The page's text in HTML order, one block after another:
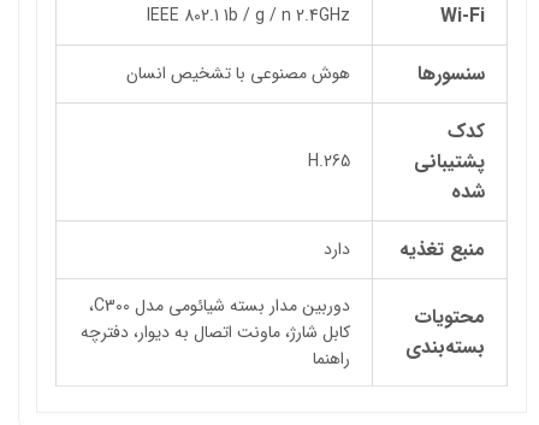
Wi-Fi
IEEE 802.1 1b / g / n 2.4GHz
سنسورها هوش مصنوعی با تشخیص انسان
کدک
پشتیبانی
شده
H.265
منبع تغذیه دارد
محتویات
بسته‌بندی
دوربین مدار بسته شیائومی مدل C300،
کابل شارژ، ماونت اتصال به دیوار، دفترچه
راهنما